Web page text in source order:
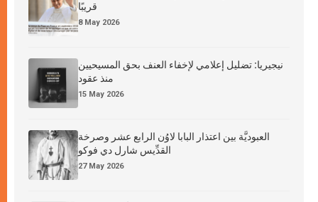
قريبًا
8 May 2026
نيجيريا: تضليل إعلامي لإخفاء العنف بحق المسيحيين
منذ عقود
15 May 2026
العبوديَّة بين اعتذار البابا لاوُن الرابع عشر وصرخة
القدِّيس شارل دي فوكو
27 May 2026